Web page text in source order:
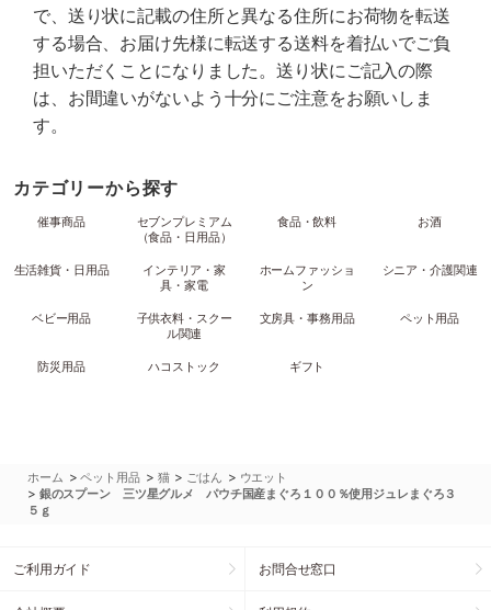
で、送り状に記載の住所と異なる住所にお荷物を転送
する場合、お届け先様に転送する送料を着払いでご負
担いただくことになりました。送り状にご記入の際
は、お間違いがないよう十分にご注意をお願いしま
す。
カテゴリーから探す
催事商品
セブンプレミアム
（食品・日用品）
食品・飲料 お酒
生活雑貨・日用品
インテリア・家
具・家電
ホームファッショ
ン
シニア・介護関連
ベビー用品
子供衣料・スクー
ル関連
文房具・事務用品 ペット用品
防災用品 ハコストック ギフト
ホーム >ペット用品 > 猫 > ごはん > ウエット
> 銀のスプーン 三ツ星グルメ パウチ国産まぐろ１００％使用ジュレまぐろ３
５ｇ
ご利用ガイド お問合せ窓口